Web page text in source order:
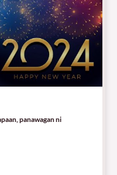
panawagan ni